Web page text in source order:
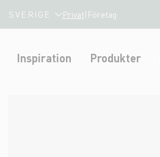
SVERIGE Privat| Företag
Inspiration Produkter